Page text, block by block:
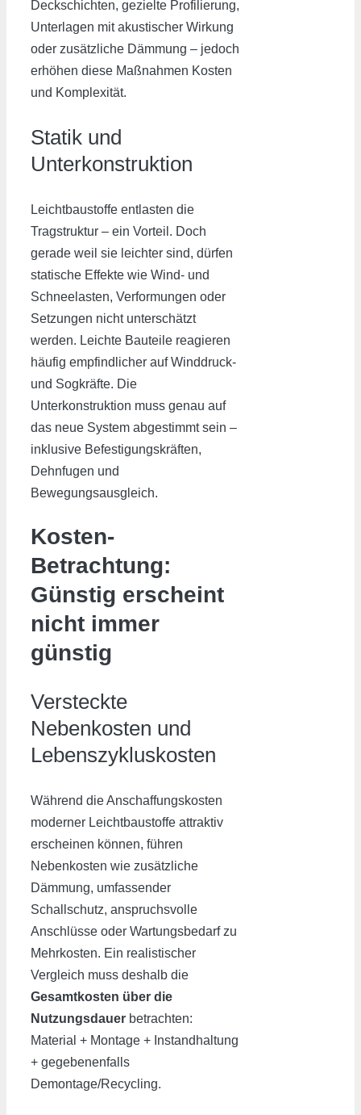
Deckschichten, gezielte Profilierung,
Unterlagen mit akustischer Wirkung
oder zusätzliche Dämmung – jedoch
erhöhen diese Maßnahmen Kosten
und Komplexität.
Statik und
Unterkonstruktion
Leichtbaustoffe entlasten die
Tragstruktur – ein Vorteil. Doch
gerade weil sie leichter sind, dürfen
statische Effekte wie Wind- und
Schneelasten, Verformungen oder
Setzungen nicht unterschätzt
werden. Leichte Bauteile reagieren
häufig empfindlicher auf Winddruck-
und Sogkräfte. Die
Unterkonstruktion muss genau auf
das neue System abgestimmt sein –
inklusive Befestigungskräften,
Dehnfugen und
Bewegungsausgleich.
Kosten-
Betrachtung:
Günstig erscheint
nicht immer
günstig
Versteckte
Nebenkosten und
Lebenszykluskosten
Während die Anschaffungskosten
moderner Leichtbaustoffe attraktiv
erscheinen können, führen
Nebenkosten wie zusätzliche
Dämmung, umfassender
Schallschutz, anspruchsvolle
Anschlüsse oder Wartungsbedarf zu
Mehrkosten. Ein realistischer
Vergleich muss deshalb die
Gesamtkosten über die
Nutzungsdauer betrachten:
Material + Montage + Instandhaltung
+ gegebenenfalls
Demontage/Recycling.